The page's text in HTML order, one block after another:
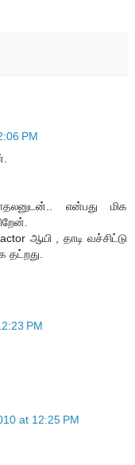
PM
என்பது மிக
ஆயி , தாடி வச்சிட்டு
PM
at 12:25 PM